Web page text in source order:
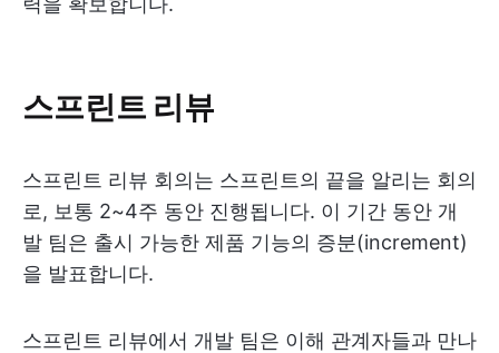
스프린트 리뷰
스프린트 리뷰 회의는 스프린트의 끝을 알리는 회의
로, 보통 2~4주 동안 진행됩니다. 이 기간 동안 개
발 팀은 출시 가능한 제품 기능의 증분(increment)
을 발표합니다.
스프린트 리뷰에서 개발 팀은 이해 관계자들과 만나